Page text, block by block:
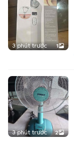
3 phút trước 1
3 phút trước 2